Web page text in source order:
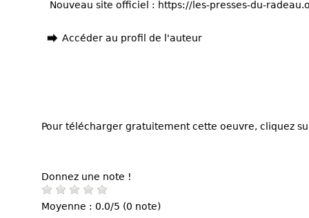
Nouveau site officiel : https://les-presses-du-
Accéder au profil de l'auteur
Pour télécharger gratuitement cette oeuvre, cliquez
Donnez une note !
Moyenne : 0.0/5 (0 note)